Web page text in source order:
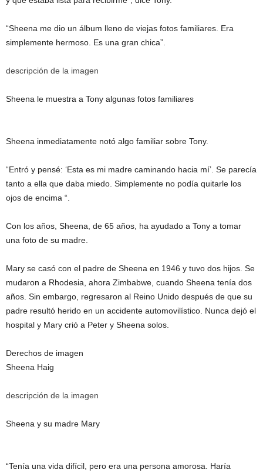
“Sheena me dio un álbum lleno de viejas fotos familiares. Era
simplemente hermoso. Es una gran chica”.
descripción de la imagen
Sheena le muestra a Tony algunas fotos familiares
Sheena inmediatamente notó algo familiar sobre Tony.
“Entró y pensé: ‘Esta es mi madre caminando hacia mí’. Se parecía
tanto a ella que daba miedo. Simplemente no podía quitarle los
ojos de encima “.
Con los años, Sheena, de 65 años, ha ayudado a Tony a tomar
una foto de su madre.
Mary se casó con el padre de Sheena en 1946 y tuvo dos hijos. Se
mudaron a Rhodesia, ahora Zimbabwe, cuando Sheena tenía dos
años. Sin embargo, regresaron al Reino Unido después de que su
padre resultó herido en un accidente automovilístico. Nunca dejó el
hospital y Mary crió a Peter y Sheena solos.
Derechos de imagen
Sheena Haig
descripción de la imagen
Sheena y su madre Mary
“Tenía una vida difícil, pero era una persona amorosa. Haría